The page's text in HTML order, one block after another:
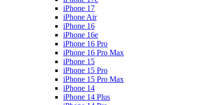
iPhone 17
iPhone Air
iPhone 16
iPhone 16e
iPhone 16 Pro
iPhone 16 Pro Max
iPhone 15
iPhone 15 Pro
iPhone 15 Pro Max
iPhone 14
iPhone 14 Plus